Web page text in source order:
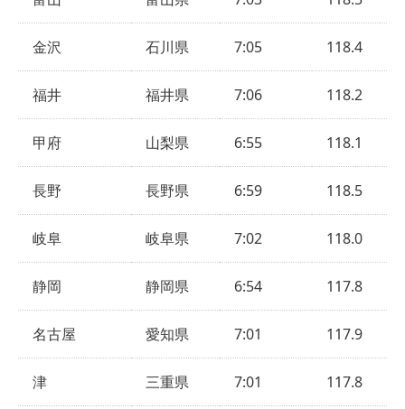
金沢 石川県 7:05 118.4
福井 福井県 7:06 118.2
甲府 山梨県 6:55 118.1
長野 長野県 6:59 118.5
岐阜 岐阜県 7:02 118.0
静岡 静岡県 6:54 117.8
名古屋 愛知県 7:01 117.9
津 三重県 7:01 117.8